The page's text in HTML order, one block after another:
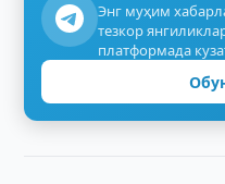
Энг муҳим
тезкор
платформада